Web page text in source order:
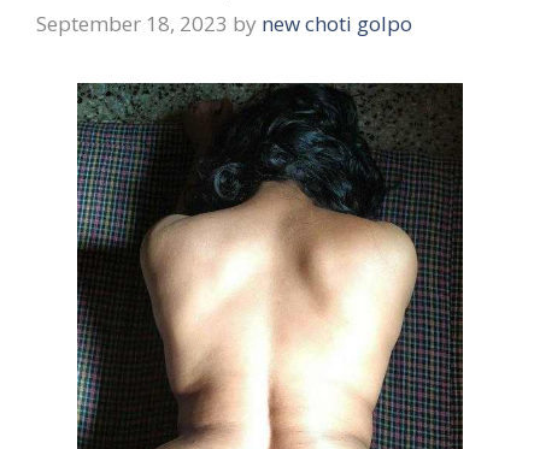
September 18, 2023 by new choti golpo